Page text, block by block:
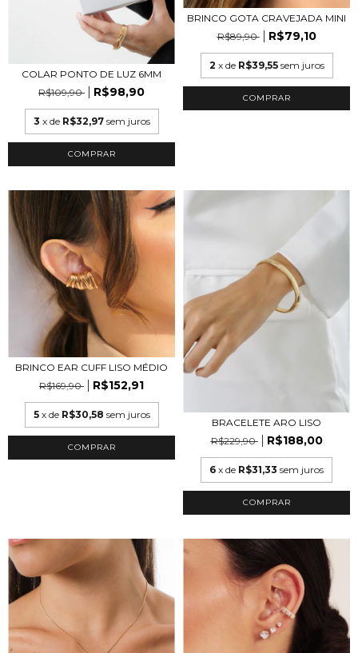
COLAR PONTO DE LUZ 6MM
R$109,90
R$98,90
3 x de R$32,97 sem juros
COMPRAR
BRINCO GOTA CRAVEJADA MINI
R$89,90
R$79,10
2 x de R$39,55 sem juros
COMPRAR
BRINCO EAR CUFF LISO MÉDIO
R$169,90
R$152,91
5 x de R$30,58 sem juros
COMPRAR
BRACELETE ARO LISO
R$229,90
R$188,00
6 x de R$31,33 sem juros
COMPRAR